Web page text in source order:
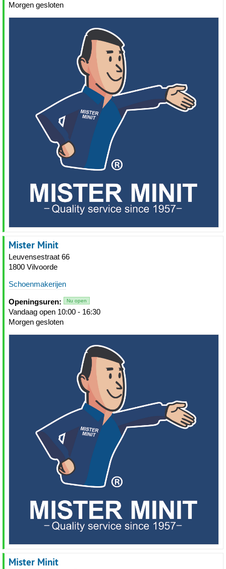
Morgen gesloten
Mister Minit
Leuvensestraat 66
1800 Vilvoorde
Schoenmakerijen
Openingsuren: Nu open
Vandaag open 10:00 - 16:30
Morgen gesloten
Mister Minit